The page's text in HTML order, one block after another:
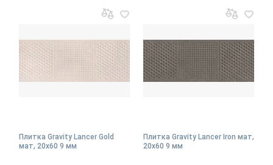
Плитка Gravity Lancer Gold
мат, 20x60 9 мм
Плитка Gravity Lancer Iron мат,
20x60 9 мм